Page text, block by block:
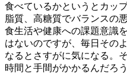
食べているかというとカッ
脂質、高糖質でバランスの
食生活や健康への課題意識
はないのですが、毎日その
なるとさすがに気になる。
時間と手間がかかるんだろ